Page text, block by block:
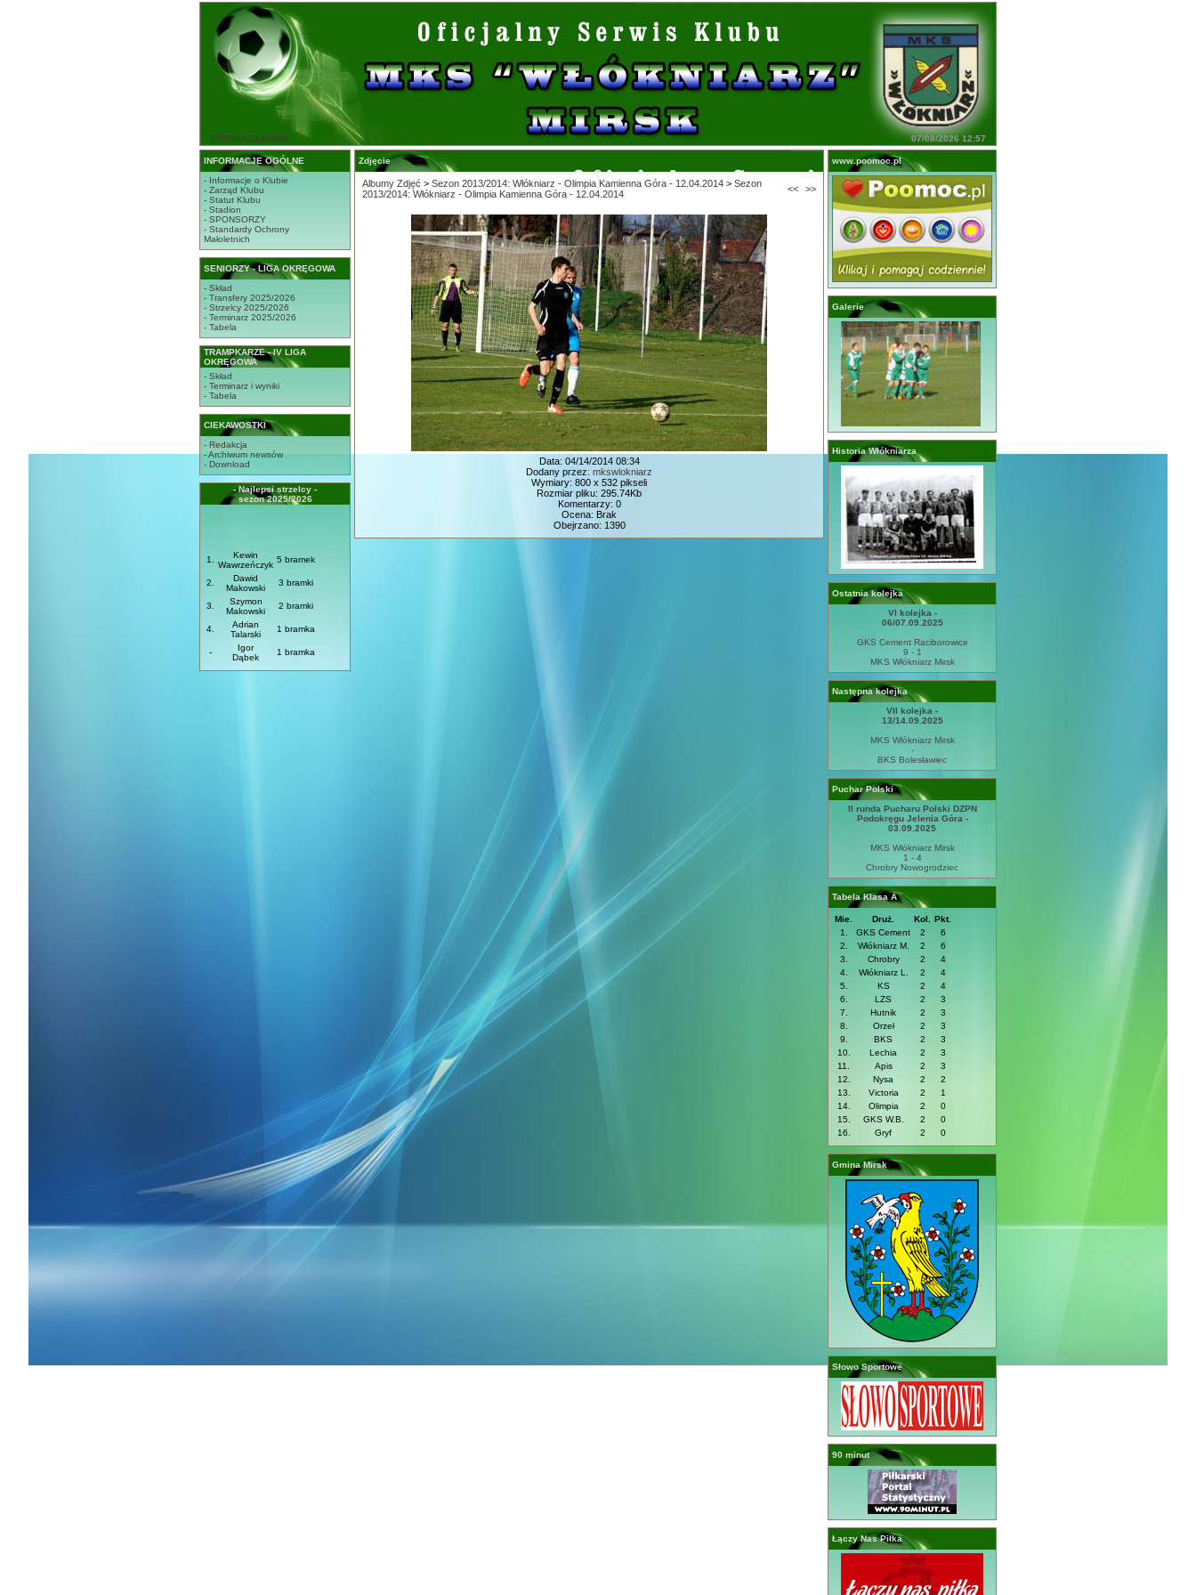
STRONA GŁÓWNA 07/08/2026 12:57
INFORMACJE OGÓLNE
- Informacje o Klubie
- Zarząd Klubu
- Statut Klubu
- Stadion
- SPONSORZY
- Standardy Ochrony
Małoletnich
SENIORZY - LIGA OKRĘGOWA
- Skład
- Transfery 2025/2026
- Strzelcy 2025/2026
- Terminarz 2025/2026
- Tabela
TRAMPKARZE - IV LIGA
OKRĘGOWA
- Skład
- Terminarz i wyniki
- Tabela
CIEKAWOSTKI
- Redakcja
- Archiwum newsów
- Download
- Najlepsi strzelcy -
sezon 2025/2026
1.
Kewin
Wawrzeńczyk
5 bramek
2.
Dawid
Makowski
3 bramki
3.
Szymon
Makowski
2 bramki
4.
Adrian
Talarski
1 bramka
-
Igor
Dąbek
1 bramka
Zdjęcie
Albumy Zdjęć > Sezon 2013/2014: Włókniarz - Olimpia Kamienna Góra - 12.04.2014 > Sezon
2013/2014: Włókniarz - Olimpia Kamienna Góra - 12.04.2014
<< >>
Data: 04/14/2014 08:34
Dodany przez: mkswlokniarz
Wymiary: 800 x 532 pikseli
Rozmiar pliku: 295.74Kb
Komentarzy: 0
Ocena: Brak
Obejrzano: 1390
www.poomoc.pl
Galerie
Historia Włókniarza
Ostatnia kolejka
VI kolejka -
06/07.09.2025
GKS Cement Raciborowice
9 - 1
MKS Włókniarz Mirsk
Następna kolejka
VII kolejka -
13/14.09.2025
MKS Włókniarz Mirsk
-
BKS Bolesławiec
Puchar Polski
II runda Pucharu Polski DZPN
Podokręgu Jelenia Góra -
03.09.2025
MKS Włókniarz Mirsk
1 - 4
Chrobry Nowogrodziec
Tabela Klasa A
Mie. Druż. Kol.
Pkt.
1.
GKS Cement 2
6
2.
Włókniarz M. 2
6
3.
Chrobry 2
4
4.
Włókniarz L. 2
4
5.
KS 2
4
6.
LZS 2
3
7.
Hutnik 2
3
8.
Orzeł 2
3
9.
BKS 2
3
10.
Lechia 2
3
11.
Apis 2
3
12.
Nysa 2
2
13.
Victoria 2
1
14.
Olimpia 2
0
15.
GKS W.B. 2
0
16.
Gryf 2 0
Gmina Mirsk
Słowo Sportowe
90 minut
Łączy Nas Piłka